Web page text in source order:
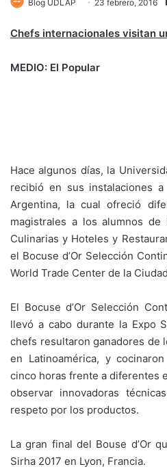
Blog UDLAP 23 febrero, 2016
Chefs internacionales visitan
MEDIO: El Popular
Hace algunos días, la
recibió en sus instalaciones a
Argentina, la cual ofreció
magistrales a los alumnos
Culinarias y Hoteles y
el Bocuse d’Or Selección
World Trade Center de la
El Bocuse d’Or Selección
llevó a cabo durante la Expo
chefs resultaron ganadores de
en Latinoamérica, y
cinco horas frente a diferentes
observar innovadoras
respeto por los productos.
La gran final del Bouse d’Or
Sirha 2017 en Lyon, Francia.